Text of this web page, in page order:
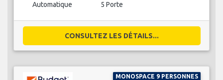
Automatique 5 Porte
CONSULTEZ LES DÉTAILS...
MONOSPACE 9 PERSONNES